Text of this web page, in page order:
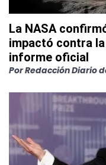
La NASA
impactó contra la
informe oficial
PorRedacción Diario